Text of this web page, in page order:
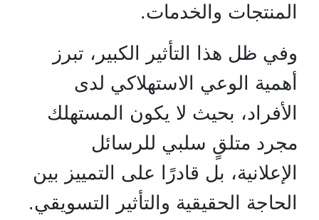
المنتجات والخدمات.
وفي ظل هذا التأثير الكبير، تبرز
أهمية الوعي الاستهلاكي لدى
الأفراد، بحيث لا يكون المستهلك
مجرد متلقٍ سلبي للرسائل
الإعلانية، بل قادرًا على التمييز بين
الحاجة الحقيقية والتأثير التسويقي.